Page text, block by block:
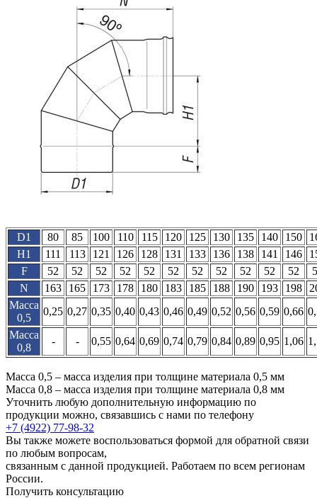
D1 80 85 100 110 115 120 125 130 135 140 150
H1
111 113 121 126 128 131 133 136 138 141 146
F
52 52 52 52 52 52 52 52 52 52 52
N
163 165 173 178 180 183 185 188 190 193 198
Масса
0,5
0,25 0,27 0,35 0,40 0,43 0,46 0,49 0,52 0,56 0,59 0,66
Масса
0,8
- - 0,55 0,64 0,69 0,74 0,79 0,84 0,89 0,95 1,06
Масса 0,5 – масса изделия при толщине материала 0,5 мм
Масса 0,8 – масса изделия при толщине материала 0,8 мм
Уточнить любую дополнительную информацию по
продукции можно, связавшись с нами по телефону
+7 (4922) 77-98-32
Вы также можете воспользоваться формой для обратной связи
по любым вопросам,
связанным с данной продукцией. Работаем по всем регионам
России.
Получить консультацию